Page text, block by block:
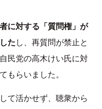
に対する「質問権」が
た し、再質問が禁止と
民党の高木けい氏に対
もらいました。
て活かせず、聴衆から